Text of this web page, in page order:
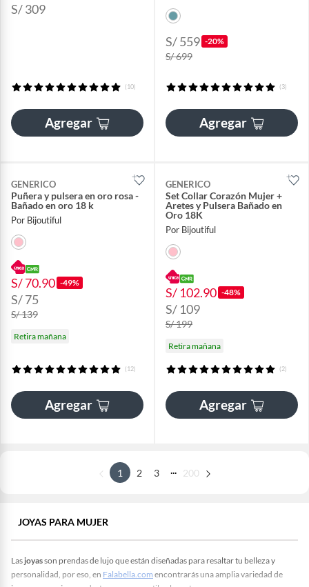
S/ 309
(10)
Agregar
S/ 559 -20%
S/ 699
(3)
Agregar
GENERICO
Puñera y pulsera en oro rosa -
Bañado en oro 18 k
Por Bijoutiful
S/ 70.90 -49%
S/ 75
S/ 139
Retira mañana
(12)
Agregar
GENERICO
Set Collar Corazón Mujer +
Aretes y Pulsera Bañado en
Oro 18K
Por Bijoutiful
S/ 102.90 -48%
S/ 109
S/ 199
Retira mañana
(2)
Agregar
1 2 3 ... 200
JOYAS PARA MUJER
Lasjoyasson prendas de lujo que están diseñadas para resaltar tu belleza y
personalidad, por eso, en Falabella.com encontrarás una amplia variedad de